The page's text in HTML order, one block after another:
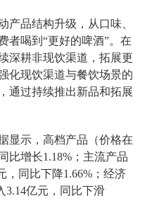
产品结构升级，从口味、
者喝到“更好的啤酒”。在
深耕非现饮渠道，拓展更
化现饮渠道与餐饮场景的
通过持续推出新品和拓展
显示，高档产品（价格在
比增长1.18%；主流产品
，同比下降1.66%；经济
3.14亿元，同比下滑